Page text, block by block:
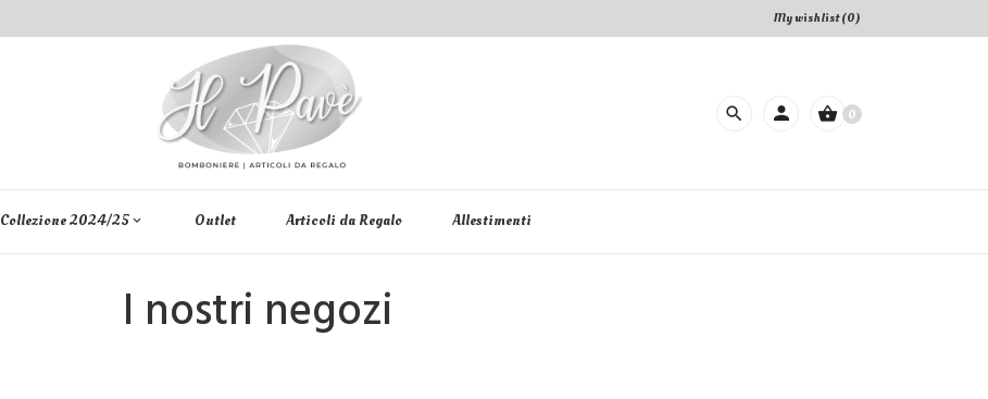
My wishlist (0)
search shopping_basket 0
Collezione 2024/25keyboard_arrow_down Outlet Articoli da Regalo Allestimenti
I nostri negozi